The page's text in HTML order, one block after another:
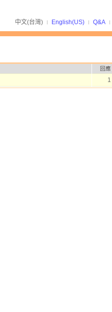
中文(台灣)
English(US) Q&A
回應
1